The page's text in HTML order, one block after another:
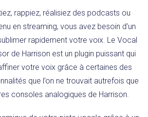
rappiez, réalisiez des podcasts ou
en streaming, vous avez besoin d’un
rapidement votre voix. Le Vocal
de Harrison est un plugin puissant qui
votre voix grâce à certaines des
que l’on ne trouvait autrefois que
consoles analogiques de Harrison.